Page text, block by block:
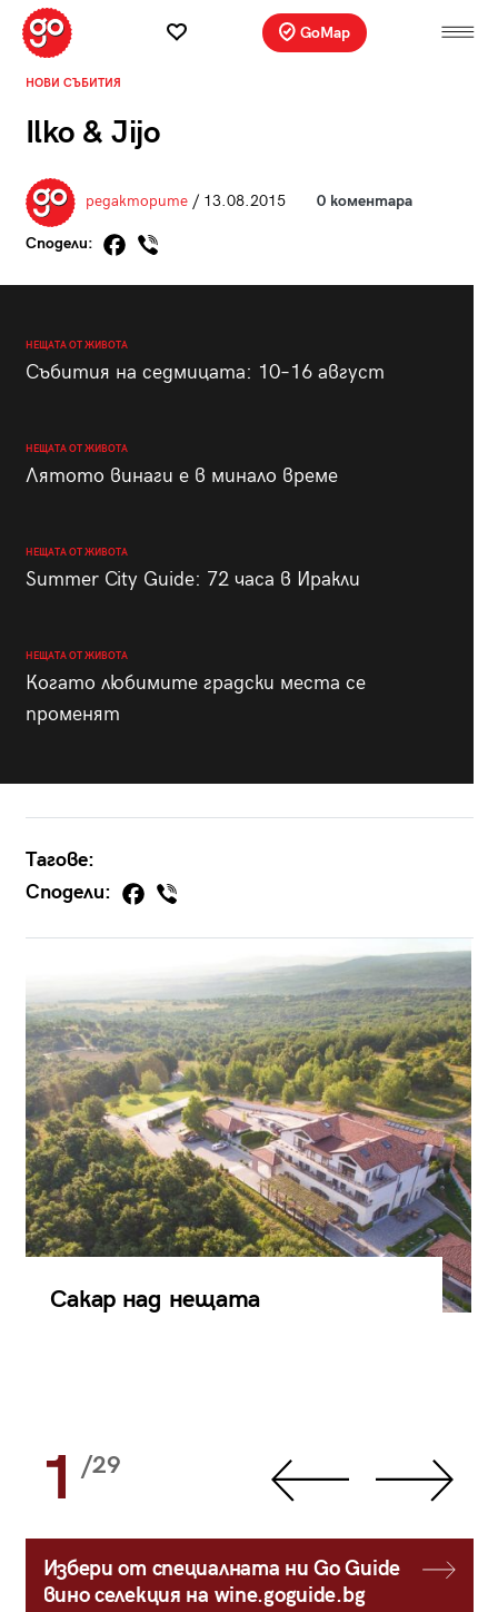
GoMap
НОВИ СЪБИТИЯ
Ilko & Jijo
редакторите/ 13.08.2015 0 коментара
Сподели:
НЕЩАТА ОТ ЖИВОТА
Събития на седмицата: 10–16 август
НЕЩАТА ОТ ЖИВОТА
Лятото винаги е в минало време
НЕЩАТА ОТ ЖИВОТА
Summer City Guide: 72 часа в Иракли
НЕЩАТА ОТ ЖИВОТА
Когато любимите градски места се
променят
Тагове:
Сподели:
Сакар над нещата
1 /29
Избери от специалната ни Go Guide
вино селекция на wine.goguide.bg